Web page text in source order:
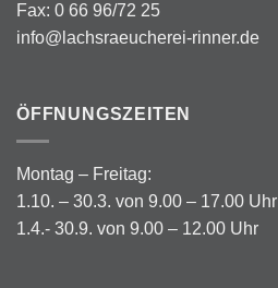
Fax: 0 66 96/72 25
info@lachsraeucherei-rinner.de
ÖFFNUNGSZEITEN
Montag – Freitag:
1.10. – 30.3. von 9.00 – 17.00 Uhr
1.4.- 30.9. von 9.00 – 12.00 Uhr